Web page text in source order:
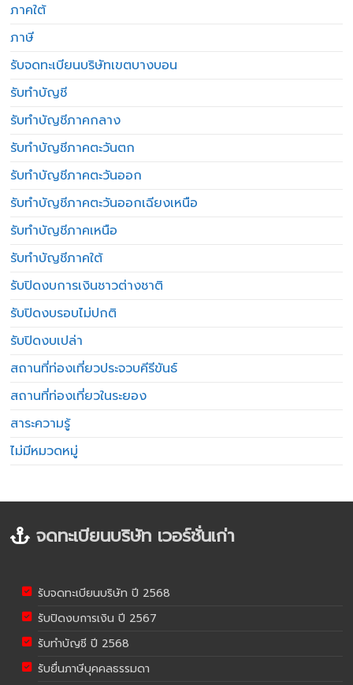
ภาคใต้
ภาษี
รับจดทะเบียนบริษัทเขตบางบอน
รับทำบัญชี
รับทำบัญชีภาคกลาง
รับทำบัญชีภาคตะวันตก
รับทำบัญชีภาคตะวันออก
รับทำบัญชีภาคตะวันออกเฉียงเหนือ
รับทำบัญชีภาคเหนือ
รับทำบัญชีภาคใต้
รับปิดงบการเงินชาวต่างชาติ
รับปิดงบรอบไม่ปกติ
รับปิดงบเปล่า
สถานที่ท่องเที่ยวประจวบคีรีขันธ์
สถานที่ท่องเที่ยวในระยอง
สาระความรู้
ไม่มีหมวดหมู่
จดทะเบียนบริษัท เวอร์ชั่นเก่า
รับจดทะเบียนบริษัท ปี 2568
รับปิดงบการเงิน ปี 2567
รับทำบัญชี ปี 2568
รับยื่นภาษีบุคคลธรรมดา